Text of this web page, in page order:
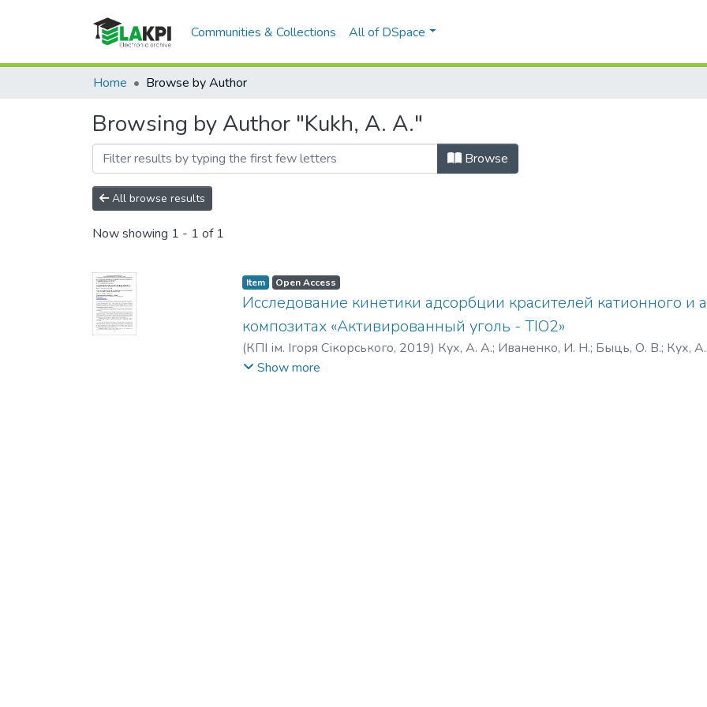
Communities & Collections All of DSpace
Home Browse by Author
Browsing by Author "Kukh, A. A."
Browse
All browse results
Now showing 1 - 1 of 1
Item Open Access
Исследование кинетики адсорбции красителей катионного и
композитах «Активированный уголь - ТІО2»
(КПІ ім. Ігоря Сікорського, 2019) Кух, А. А.; Иваненко, И. Н.; Быць, О. В.; Кух,
Kukh, A. A.;Ivanenko, I. M.
Show more